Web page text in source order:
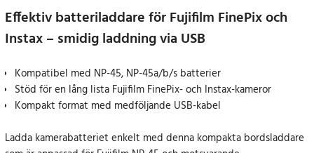
Effektiv batteriladdare för Fujifilm FinePix och
Instax – smidig laddning via USB
Kompatibel med NP-45, NP-45a/b/s batterier
Stöd för en lång lista Fujifilm FinePix- och Instax-kameror
Kompakt format med medföljande USB-kabel
Ladda kamerabatteriet enkelt med denna kompakta bordsladdare